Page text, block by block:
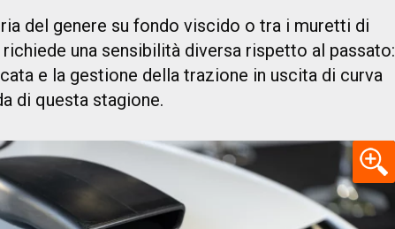
del genere su fondo viscido o tra i muretti di
una sensibilità diversa rispetto al passato:
e la gestione della trazione in uscita di curva
di questa stagione.